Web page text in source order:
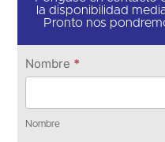
la disponibilidad
Pronto nos
Ponte en
contacto
Nombre *
Nombre